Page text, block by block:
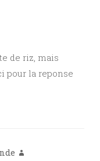
de riz, mais
pour la reponse